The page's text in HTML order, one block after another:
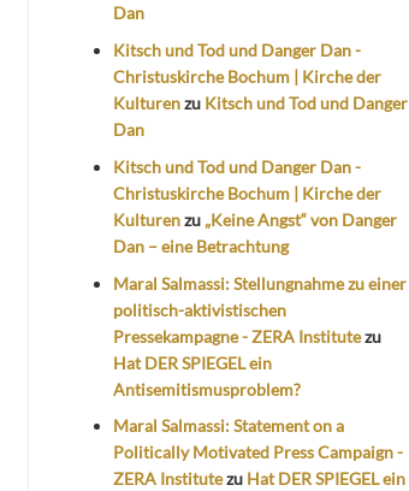
Dan
Kitsch und Tod und Danger Dan -
Christuskirche Bochum | Kirche der
Kulturenzu Kitsch und Tod und Danger
Dan
Kitsch und Tod und Danger Dan -
Christuskirche Bochum | Kirche der
Kulturenzu „Keine Angst“ von Danger
Dan – eine Betrachtung
Maral Salmassi: Stellungnahme zu einer
politisch-aktivistischen
Pressekampagne - ZERA Institutezu
Hat DER SPIEGEL ein
Antisemitismusproblem?
Maral Salmassi: Statement on a
Politically Motivated Press Campaign -
ZERA Institutezu Hat DER SPIEGEL ein